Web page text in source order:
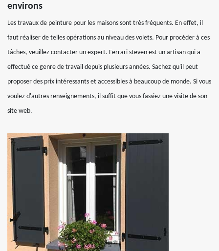
environs
Les travaux de peinture pour les maisons sont très fréquents. En effet, il
faut réaliser de telles opérations au niveau des volets. Pour procéder à ces
tâches, veuillez contacter un expert. Ferrari steven est un artisan qui a
effectué ce genre de travail depuis plusieurs années. Sachez qu'il peut
proposer des prix intéressants et accessibles à beaucoup de monde. Si vous
voulez d'autres renseignements, il suffit que vous fassiez une visite de son
site web.